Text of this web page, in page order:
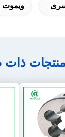
ويموت
منتجات ذات